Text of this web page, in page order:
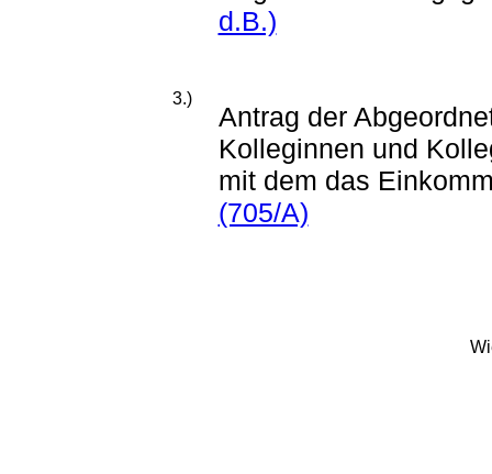
d.B.)
3.)
Antrag der
Kolleginnen und
mit dem das
(705/A)